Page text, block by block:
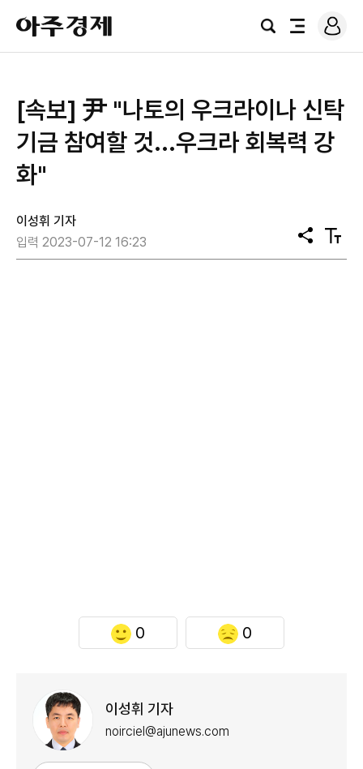
아
주
경
검
전
로
그
[속보] 尹 "나토의 우크라이나 신탁
기금 참여할 것...우크라 회복력 강
화"
이성휘 기자
입력 2023-07-12 16:23
공
유
텍
스
0 0
이성휘 기자
noirciel@ajunews.com